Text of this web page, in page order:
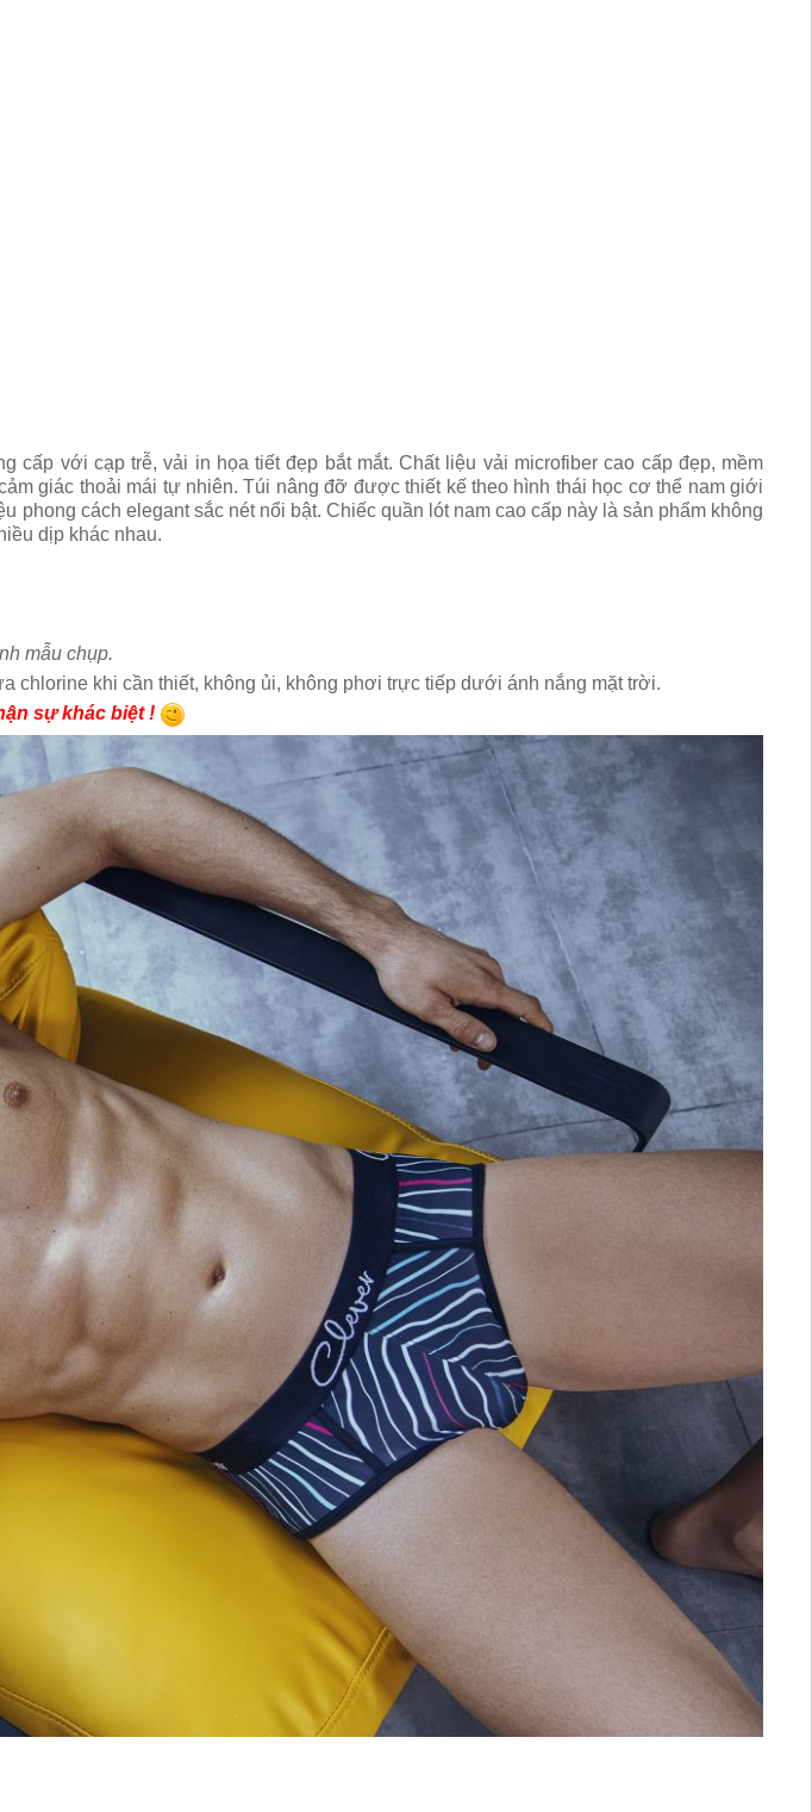
cấp với cạp trễ, vải in họa tiết đẹp bắt mắt. Chất liệu vải microfiber cao cấp đẹp, mềm
giác thoải mái tự nhiên. Túi nâng đỡ được thiết kế theo hình thái học cơ thể nam giới
cách elegant sắc nét nổi bật. Chiếc quần lót nam cao cấp này là sản phẩm không
dịp khác nhau.
mẫu chụp.
chlorine khi cần thiết, không ủi, không phơi trực tiếp dưới ánh nắng mặt trời.
sự khác biệt !